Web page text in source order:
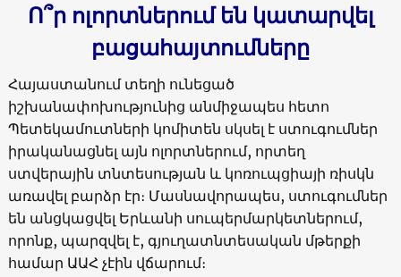
Ո՞ր ոլորտներում են կատարվել
բացահայտումները
Հայաստանում տեղի ունեցած
իշխանափոխությունից անմիջապես հետո
Պետեկամուտների կոմիտեն սկսել է ստուգումներ
իրականացնել այն ոլորտներում, որտեղ
ստվերային տնտեսության և կոռուպցիայի ռիսկն
առավել բարձր էր։ Մասնավորապես, ստուգումներ
են անցկացվել Երևանի սուպերմարկետներում,
որոնք, պարզվել է, գյուղատնտեսական մթերքի
համար ԱԱՀ չէին վճարում։